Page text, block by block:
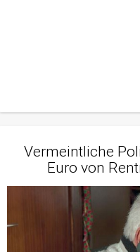
Vermeintliche
Euro von